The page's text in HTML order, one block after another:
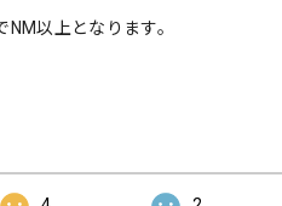
以上となります。